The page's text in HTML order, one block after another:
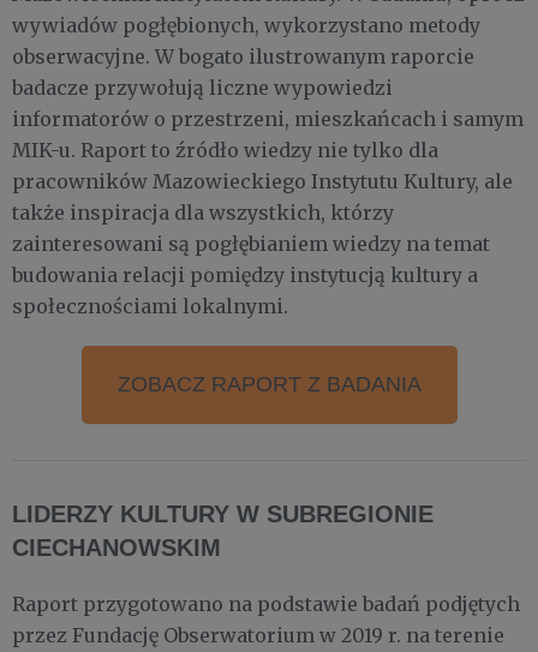
wywiadów pogłębionych, wykorzystano metody
obserwacyjne. W bogato ilustrowanym raporcie
badacze przywołują liczne wypowiedzi
informatorów o przestrzeni, mieszkańcach i samym
MIK-u. Raport to źródło wiedzy nie tylko dla
pracowników Mazowieckiego Instytutu Kultury, ale
także inspiracja dla wszystkich, którzy
zainteresowani są pogłębianiem wiedzy na temat
budowania relacji pomiędzy instytucją kultury a
społecznościami lokalnymi.
ZOBACZ RAPORT Z BADANIA
LIDERZY KULTURY W SUBREGIONIE
CIECHANOWSKIM
Raport przygotowano na podstawie badań podjętych
przez Fundację Obserwatorium w 2019 r. na terenie